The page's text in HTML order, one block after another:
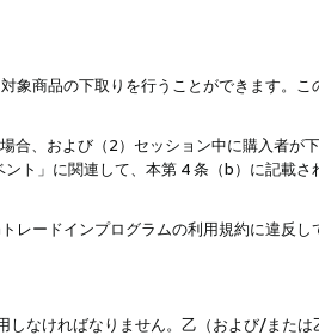
商品の下取りを行うことができます。
、および（2）セッション中に購入者が
ト」に関連して、本第 4 条（b）に記載
ードインプログラムの利用規約に違反
なければなりません。乙（および/また